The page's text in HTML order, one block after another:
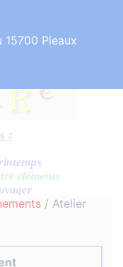
15700 Pleaux
/ Atelier